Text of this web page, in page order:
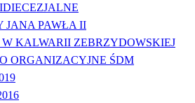
JANA PAWŁA II
KALWARII ZEBRZYDOWSKIEJ
ORGANIZACYJNE ŚDM